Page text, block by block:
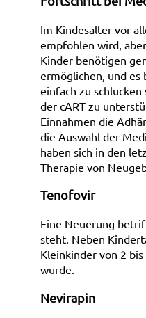
Im Kindesalter vor
empfohlen wird,
Kinder benötigen
ermöglichen, und es
einfach zu
der cART zu
Einnahmen die
die Auswahl der
haben sich in den
Therapie von
Tenofovir
Eine Neuerung
steht. Neben
Kleinkinder von 2
wurde.
Nevirapin